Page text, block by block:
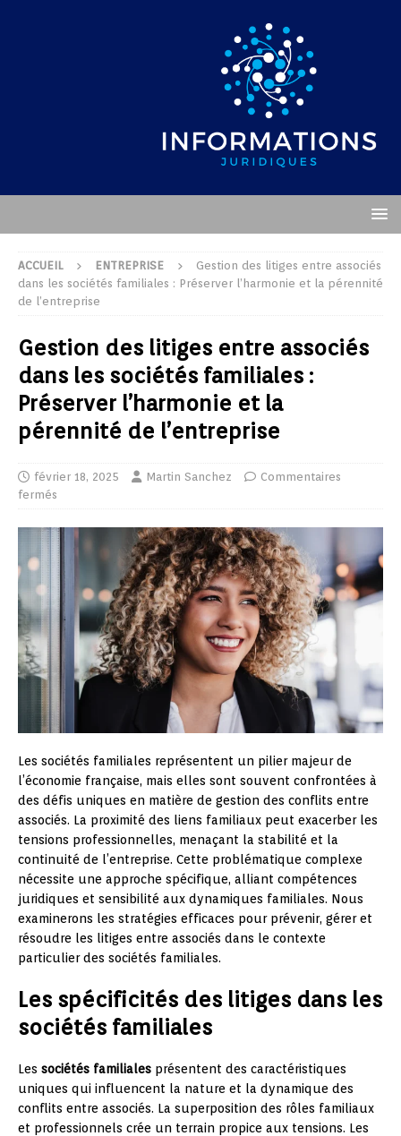
ACCUEIL ENTREPRISE
Gestion des litiges entre associés
dans les sociétés familiales : Préserver l’harmonie et la pérennité
de l’entreprise
Gestion des litiges entre associés
dans les sociétés familiales :
Préserver l’harmonie et la
pérennité de l’entreprise
février 18, 2025 Martin Sanchez
Commentaires
fermés
Les sociétés familiales représentent un pilier majeur de
l’économie française, mais elles sont souvent confrontées à
des défis uniques en matière de gestion des conflits entre
associés. La proximité des liens familiaux peut exacerber les
tensions professionnelles, menaçant la stabilité et la
continuité de l’entreprise. Cette problématique complexe
nécessite une approche spécifique, alliant compétences
juridiques et sensibilité aux dynamiques familiales. Nous
examinerons les stratégies efficaces pour prévenir, gérer et
résoudre les litiges entre associés dans le contexte
particulier des sociétés familiales.
Les spécificités des litiges dans les
sociétés familiales
Les sociétés familiales présentent des caractéristiques
uniques qui influencent la nature et la dynamique des
conflits entre associés. La superposition des rôles familiaux
et professionnels crée un terrain propice aux tensions. Les